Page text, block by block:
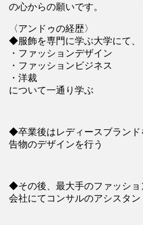
の心からの願いです。
〈アンドゥの経歴〉
◆服飾を専門に学ぶ大学にて、
・ファッションデザイン
・ファッションビジネス
・洋裁
について一通り学ぶ
◆卒業後はレディースブランド
告物のデザインを行う
◆その後、最大手のファッショ
会社にてコンサルのアシスタン